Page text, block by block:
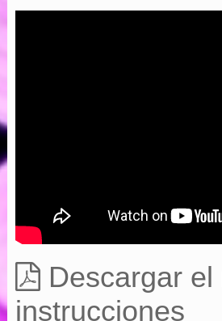
Descargar el
instrucciones